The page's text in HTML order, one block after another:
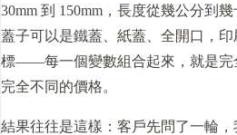
30mm 到 150mm，長度從幾公分到
蓋子可以是鐵蓋、紙蓋、全開口，
標——每一個變數組合起來，就是完
完全不同的價格。
結果往往是這樣：客戶先問了一輪